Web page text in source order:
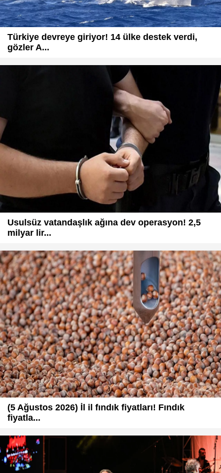
Türkiye devreye giriyor! 14 ülke destek verdi,
gözler A...
Usulsüz vatandaşlık ağına dev operasyon! 2,5
milyar lir...
(5 Ağustos 2026) İl il fındık fiyatları! Fındık
fiyatla...